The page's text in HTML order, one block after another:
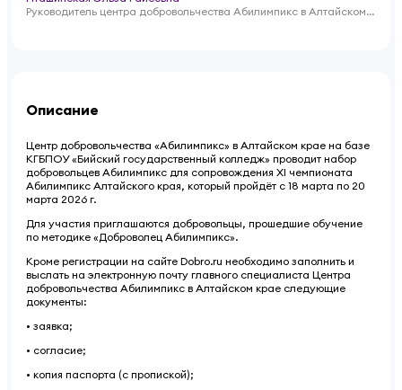
Руководитель центра добровольчества Абилимпикс в Алтайском
Описание
Центр добровольчества «Абилимпикс» в Алтайском крае на базе
КГБПОУ «Бийский государственный колледж» проводит набор
добровольцев Абилимпикс для сопровождения XI чемпионата
Абилимпикс Алтайского края, который пройдёт с 18 марта по 20
марта 2026 г.
Для участия приглашаются добровольцы, прошедшие обучение
по методике «Доброволец Абилимпикс».
Кроме регистрации на сайте Dobro.ru необходимо заполнить и
выслать на электронную почту главного специалиста Центра
добровольчества Абилимпикс в Алтайском крае следующие
документы:
• заявка;
• согласие;
• копия паспорта (с пропиской);